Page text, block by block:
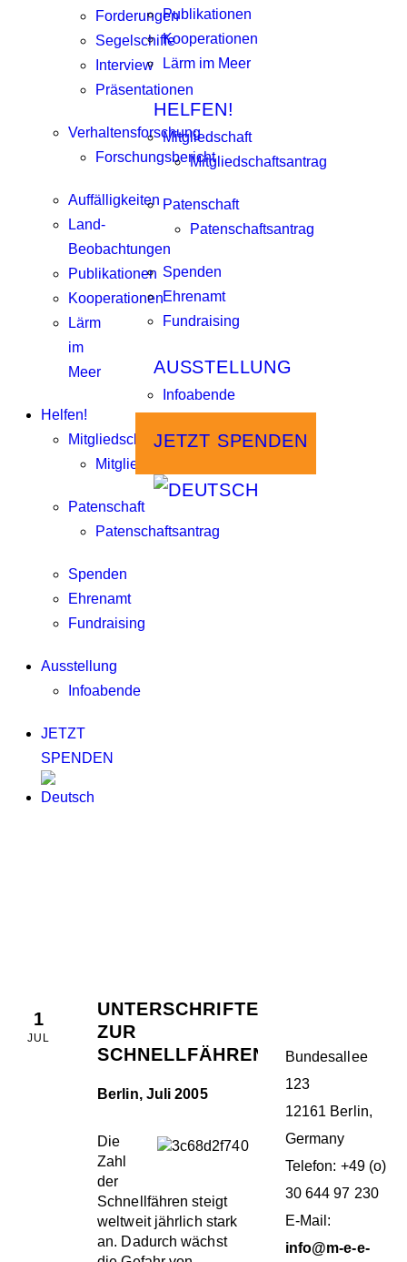
Forderungen
Segelschiffe
Interview
Präsentationen
Verhaltensforschung
Forschungsbericht
Auffälligkeiten
Land-
Beobachtungen
Publikationen
Kooperationen
Lärm
im
Meer
Helfen!
Mitgliedschaft
Mitgliedschaftsantrag
Patenschaft
Patenschaftsantrag
Spenden
Ehrenamt
Fundraising
Ausstellung
Infoabende
JETZT
SPENDEN
Publikationen
Kooperationen
Lärm im Meer
HELFEN!
Mitgliedschaft
Mitgliedschaftsantrag
Patenschaft
Patenschaftsantrag
Spenden
Ehrenamt
Fundraising
AUSSTELLUNG
Infoabende
JETZT SPENDEN
1
JUL
UNTERSCHRIFTENAKTION
ZUR
SCHNELLFÄHRENPROBLEMATIK
Berlin, Juli 2005
Die
Zahl
der
Schnellfähren steigt
weltweit jährlich stark
an. Dadurch wächst
Bundesallee
123
12161 Berlin,
Germany
Telefon: +49 (o)
30 644 97 230
E-Mail:
info@m-e-e-